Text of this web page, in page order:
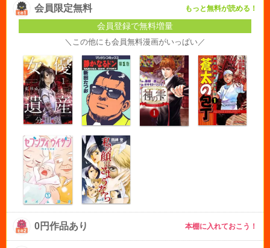
会員限定無料 もっと無料が読める！
会員登録で無料増量
＼この他にも会員無料漫画がいっぱい／
0円作品あり 本棚に入れておこう！